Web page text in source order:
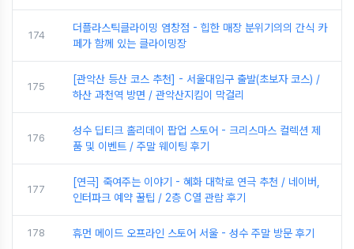
174
더플라스틱클라이밍 염창점 - 힙한 매장 분위기의의 간식 카
페가 함께 있는 클라이밍장
175
[관악산 등산 코스 추천] - 서울대입구 출발(초보자 코스) /
하산 과천역 방면 / 관악산지킴이 막걸리
176
성수 딥티크 홀리데이 팝업 스토어 - 크리스마스 컬렉션 제
품 및 이벤트 / 주말 웨이팅 후기
177
[연극] 죽여주는 이야기 - 혜화 대학로 연극 추천 / 네이버,
인터파크 예약 꿀팁 / 2층 C열 관람 후기
178 휴먼 메이드 오프라인 스토어 서울 - 성수 주말 방문 후기